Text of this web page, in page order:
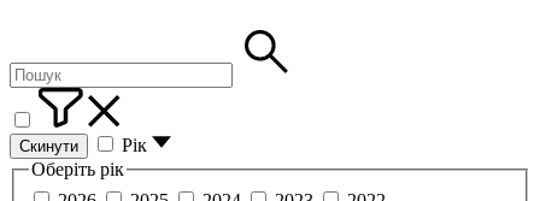
Скинути
Рік
Оберіть рік